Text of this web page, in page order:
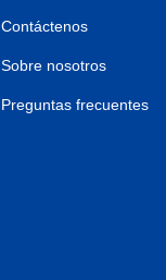
Contáctenos
Sobre nosotros
Preguntas frecuentes